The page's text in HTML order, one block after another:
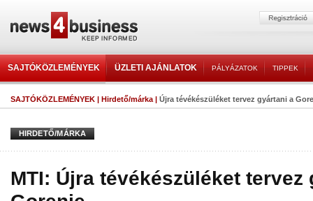
SAJTÓKÖZLEMÉNYEK ÜZLETI AJÁNLATOK PÁLYÁZATOK TIPPEK
SAJTÓKÖZLEMÉNYEK | Hirdető/márka | Újra tévékészüléket tervez gyártani a
HIRDETŐ/MÁRKA
MTI: Újra tévékészüléket tervez